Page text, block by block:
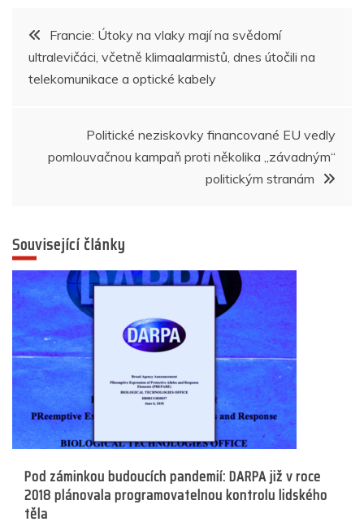
o
o
p
p
g
er
n
m
Navigace
pro
Francie: Útoky na vlaky mají na svědomí
ultralevičáci, včetně klimaalarmistů, dnes útočili na
telekomunikace a optické kabely
Politické neziskovky financované EU vedly
pomlouvačnou kampaň proti několika „závadným“
politickým stranám
Související články
Pod záminkou budoucích pandemií: DARPA již v roce
2018 plánovala programovatelnou kontrolu lidského
těla